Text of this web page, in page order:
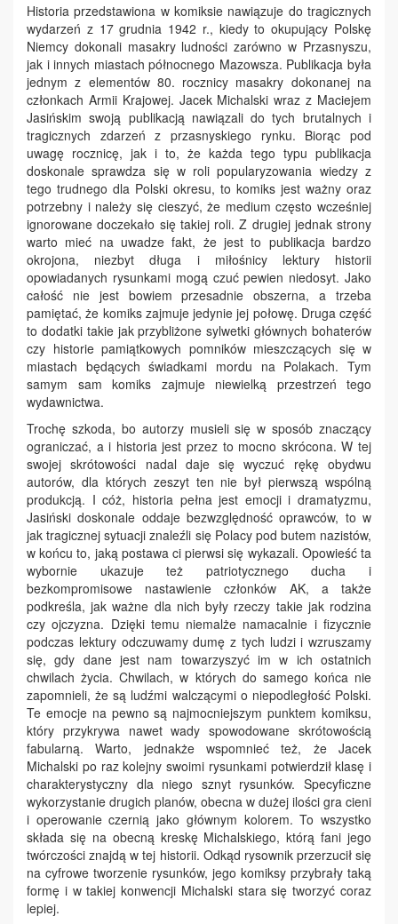
Historia przedstawiona w komiksie nawiązuje do tragicznych
wydarzeń z 17 grudnia 1942 r., kiedy to okupujący Polskę
Niemcy dokonali masakry ludności zarówno w Przasnyszu,
jak i innych miastach północnego Mazowsza. Publikacja była
jednym z elementów 80. rocznicy masakry dokonanej na
członkach Armii Krajowej. Jacek Michalski wraz z Maciejem
Jasińskim swoją publikacją nawiązali do tych brutalnych i
tragicznych zdarzeń z przasnyskiego rynku. Biorąc pod
uwagę rocznicę, jak i to, że każda tego typu publikacja
doskonale sprawdza się w roli popularyzowania wiedzy z
tego trudnego dla Polski okresu, to komiks jest ważny oraz
potrzebny i należy się cieszyć, że medium często wcześniej
ignorowane doczekało się takiej roli. Z drugiej jednak strony
warto mieć na uwadze fakt, że jest to publikacja bardzo
okrojona, niezbyt długa i miłośnicy lektury historii
opowiadanych rysunkami mogą czuć pewien niedosyt. Jako
całość nie jest bowiem przesadnie obszerna, a trzeba
pamiętać, że komiks zajmuje jedynie jej połowę. Druga część
to dodatki takie jak przybliżone sylwetki głównych bohaterów
czy historie pamiątkowych pomników mieszczących się w
miastach będących świadkami mordu na Polakach. Tym
samym sam komiks zajmuje niewielką przestrzeń tego
wydawnictwa.
Trochę szkoda, bo autorzy musieli się w sposób znaczący
ograniczać, a i historia jest przez to mocno skrócona. W tej
swojej skrótowości nadal daje się wyczuć rękę obydwu
autorów, dla których zeszyt ten nie był pierwszą wspólną
produkcją. I cóż, historia pełna jest emocji i dramatyzmu,
Jasiński doskonale oddaje bezwzględność oprawców, to w
jak tragicznej sytuacji znaleźli się Polacy pod butem nazistów,
w końcu to, jaką postawa ci pierwsi się wykazali. Opowieść ta
wybornie ukazuje też patriotycznego ducha i
bezkompromisowe nastawienie członków AK, a także
podkreśla, jak ważne dla nich były rzeczy takie jak rodzina
czy ojczyzna. Dzięki temu niemalże namacalnie i fizycznie
podczas lektury odczuwamy dumę z tych ludzi i wzruszamy
się, gdy dane jest nam towarzyszyć im w ich ostatnich
chwilach życia. Chwilach, w których do samego końca nie
zapomnieli, że są ludźmi walczącymi o niepodległość Polski.
Te emocje na pewno są najmocniejszym punktem komiksu,
który przykrywa nawet wady spowodowane skrótowością
fabularną. Warto, jednakże wspomnieć też, że Jacek
Michalski po raz kolejny swoimi rysunkami potwierdził klasę i
charakterystyczny dla niego sznyt rysunków. Specyficzne
wykorzystanie drugich planów, obecna w dużej ilości gra cieni
i operowanie czernią jako głównym kolorem. To wszystko
składa się na obecną kreskę Michalskiego, którą fani jego
twórczości znajdą w tej historii. Odkąd rysownik przerzucił się
na cyfrowe tworzenie rysunków, jego komiksy przybrały taką
formę i w takiej konwencji Michalski stara się tworzyć coraz
lepiej.